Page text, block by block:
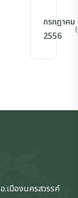
กรกฎาคม
2556
อ.เมืองนครสวรรค์